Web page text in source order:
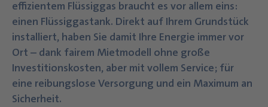
effizientem Flüssiggas braucht es vor allem eins:
einen Flüssiggastank. Direkt auf Ihrem Grundstück
installiert, haben Sie damit Ihre Energie immer vor
Ort – dank fairem Mietmodell ohne große
Investitionskosten, aber mit vollem Service; für
eine reibungslose Versorgung und ein Maximum an
Sicherheit.